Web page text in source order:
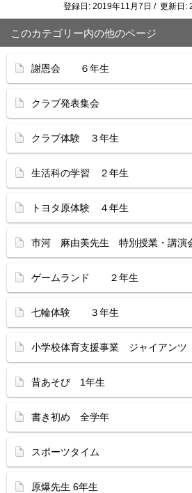
登録日: 2019年11月7日 / 更新日:
このカテゴリー内の他のページ
謝恩会 ６年生
クラブ発表集会
クラブ体験 ３年生
生活科の学習 ２年生
トヨタ原体験 ４年生
市河 麻由美先生 特別授業・講演
ゲームランド ２年生
七輪体験 ３年生
小学校体育支援事業 ジャイアン
昔あそび 1年生
書き初め 全学年
スポーツタイム
原爆先生 6年生